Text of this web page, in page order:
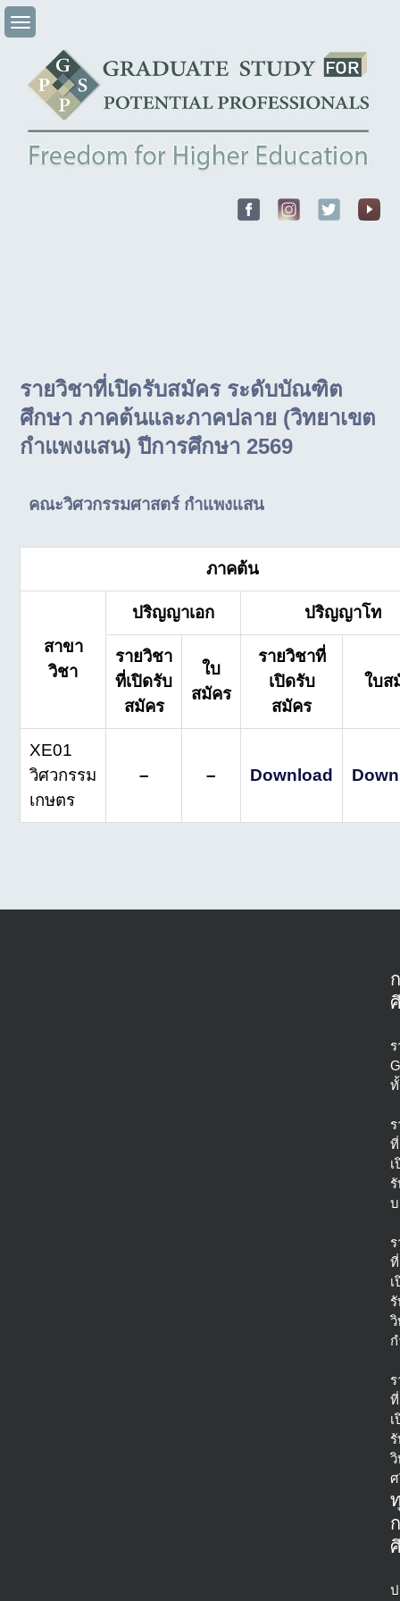
Skip
รายวิชาที่เปิดรับสมัคร ระดับบัณฑิต
ศึกษา ภาคต้นและภาคปลาย (วิทยาเขต
กำแพงแสน) ปีการศึกษา 2569
คณะวิศวกรรมศาสตร์ กำแพงแสน
ภาคต้น
สาขา
วิชา
ปริญญาเอก ปริญญาโท
รายวิชา
ที่เปิดรับ
สมัคร
ใบ
สมัคร
รายวิชาที่
เปิดรับ
สมัคร
ใบส
XE01
วิศวกรรม
เกษตร
– – Download
ที่
ที่
ที่